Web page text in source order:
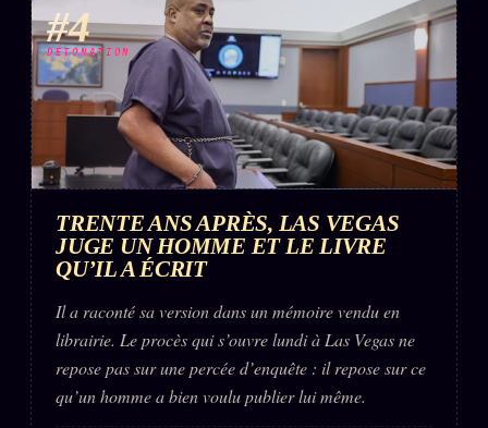
#4
DÉTONATION
TRENTE ANS APRÈS, LAS VEGAS
JUGE UN HOMME ET LE LIVRE
QU’IL A ÉCRIT
Il a raconté sa version dans un mémoire vendu en
librairie. Le procès qui s’ouvre lundi à Las Vegas ne
repose pas sur une percée d’enquête : il repose sur ce
qu’un homme a bien voulu publier lui même.